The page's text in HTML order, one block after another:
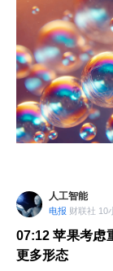
人工智能
电报 财联社 10
07:12 苹果考虑
更多形态